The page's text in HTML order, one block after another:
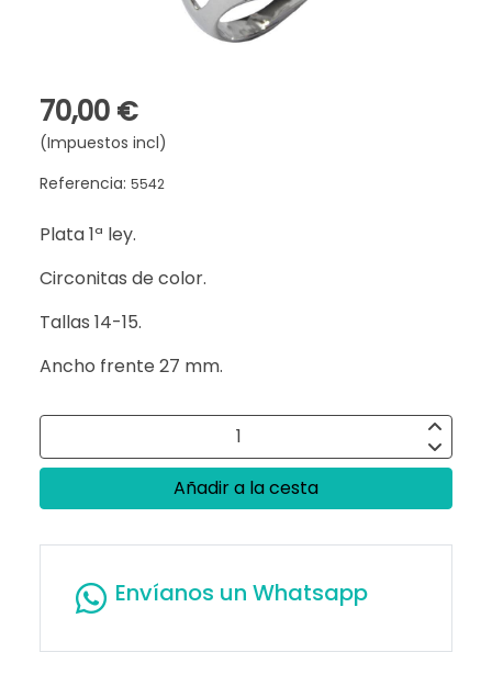
70,00 €
(Impuestos incl)
Referencia: 5542
Plata 1ª ley.
Circonitas de color.
Tallas 14-15.
Ancho frente 27 mm.
Añadir a la cesta
Envíanos un Whatsapp